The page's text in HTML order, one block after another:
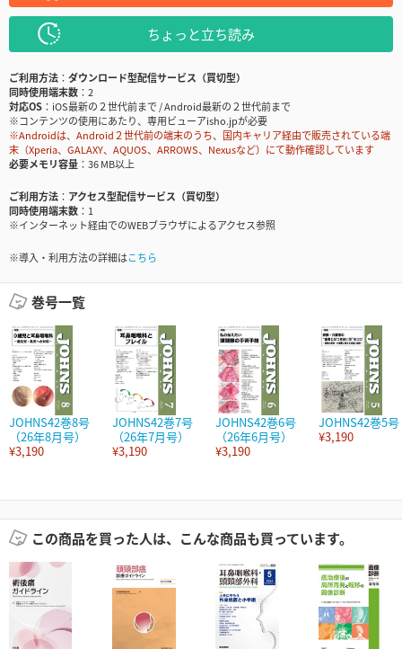
ちょっと立ち読み
ご利用方法
ダウンロード型配信サービス（買切型）
同時使用端末数
2
対応OS
iOS最新の２世代前まで / Android最新の２世代前まで
※コンテンツの使用にあたり、専用ビューアisho.jpが必要
※Androidは、Android２世代前の端末のうち、国内キャリア経由で販売されている端
末（Xperia、GALAXY、AQUOS、ARROWS、Nexusなど）にて動作確認しています
必要メモリ容量
36 MB以上
ご利用方法
アクセス型配信サービス（買切型）
同時使用端末数
1
※インターネット経由でのWEBブラウザによるアクセス参照
※導入・利用方法の詳細はこちら
巻号一覧
JOHNS42巻8号
（26年8月号）
¥3,190
JOHNS42巻7号
（26年7月号）
¥3,190
JOHNS42巻6号
（26年6月号）
¥3,190
JOHNS42巻5号
¥3,190
この商品を買った人は、こんな商品も買っています。